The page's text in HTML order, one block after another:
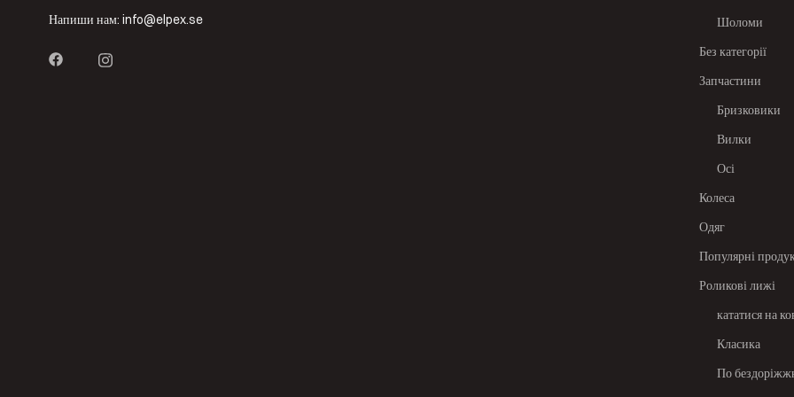
Напиши нам: info@elpex.se Шоломи
Без категорії
Запчастини
Бризковики
Вилки
Осі
Колеса
Одяг
Популярні
Роликові лижі
кататися на
Класика
По